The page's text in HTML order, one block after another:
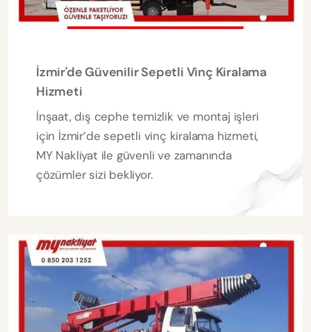
İzmir'de Güvenilir Sepetli Vinç Kiralama
Hizmeti
İnşaat, dış cephe temizlik ve montaj işleri
için İzmir’de sepetli vinç kiralama hizmeti,
MY Nakliyat ile güvenli ve zamanında
çözümler sizi bekliyor.